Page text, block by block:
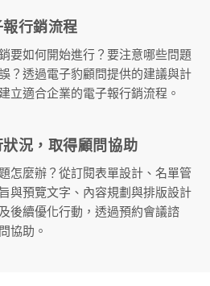
行銷流程
要如何開始進行？要注意哪些問題
？透過電子豹顧問提供的建議與計
立適合企業的電子報行銷流程。
況，取得顧問協助
怎麼辦？從訂閱表單設計、名單管
與預覽文字、內容規劃與排版設計
後續優化行動，透過預約會議諮
協助。